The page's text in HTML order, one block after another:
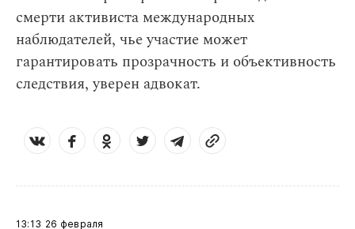
смерти активиста международных
наблюдателей, чье участие может
гарантировать прозрачность и объективность
следствия, уверен адвокат.
13:13 26 февраля